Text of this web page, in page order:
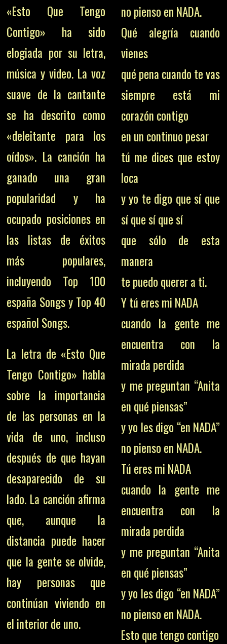
«Esto Que Tengo
Contigo» ha sido
elogiada por su letra,
música y video. La voz
suave de la cantante
se ha descrito como
«deleitante para los
oídos». La canción ha
ganado una gran
popularidad y ha
ocupado posiciones en
las listas de éxitos
más populares,
incluyendo Top 100
españa Songs y Top 40
español Songs.
La letra de «Esto Que
Tengo Contigo» habla
sobre la importancia
de las personas en la
vida de uno, incluso
después de que hayan
desaparecido de su
lado. La canción afirma
que, aunque la
distancia puede hacer
que la gente se olvide,
hay personas que
continúan viviendo en
el interior de uno.
no pienso en NADA.
Qué alegría cuando
vienes
qué pena cuando te vas
siempre está mi
corazón contigo
en un continuo pesar
tú me dices que estoy
loca
y yo te digo que sí que
sí que sí que sí
que sólo de esta
manera
te puedo querer a ti.
Y tú eres mi NADA
cuando la gente me
encuentra con la
mirada perdida
y me preguntan “Anita
en qué piensas”
y yo les digo “en NADA”
no pienso en NADA.
Tú eres mi NADA
cuando la gente me
encuentra con la
mirada perdida
y me preguntan “Anita
en qué piensas”
y yo les digo “en NADA”
no pienso en NADA.
Esto que tengo contigo